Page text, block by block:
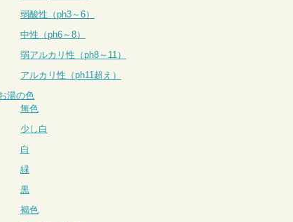
弱酸性（ph3～6）
中性（ph6～8）
弱アルカリ性（ph8～11）
アルカリ性（ph11超え）
湯の色
無色
少し白
白
緑
黒
褐色